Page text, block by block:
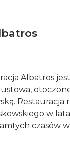
Albatros
Restauracja
w
czasów